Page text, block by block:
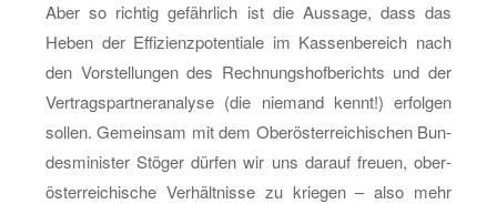
Aber so rich­tig ge­fähr­lich ist die Aus­sa­ge, dass das
Heben der Ef­fi­zi­enz­po­ten­tia­le im Kas­sen­be­reich nach
den Vor­stel­lun­gen des Rech­nungs­hof­be­richts und der
Ver­trags­part­ner­ana­ly­se (die nie­mand kennt!) er­fol­gen
sol­len. Ge­mein­sam mit dem Ober­ös­ter­rei­chi­schen Bun­
des­mi­nis­ter Stö­ger dür­fen wir uns dar­auf freu­en, ober­
ös­ter­rei­chi­sche Ver­hält­nis­se zu krie­gen – also mehr